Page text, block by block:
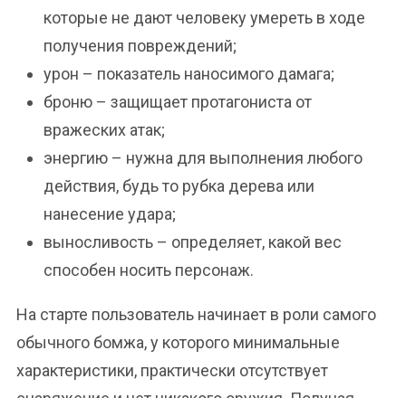
которые не дают человеку умереть в ходе
получения повреждений;
урон – показатель наносимого дамага;
броню – защищает протагониста от
вражеских атак;
энергию – нужна для выполнения любого
действия, будь то рубка дерева или
нанесение удара;
выносливость – определяет, какой вес
способен носить персонаж.
На старте пользователь начинает в роли самого
обычного бомжа, у которого минимальные
характеристики, практически отсутствует